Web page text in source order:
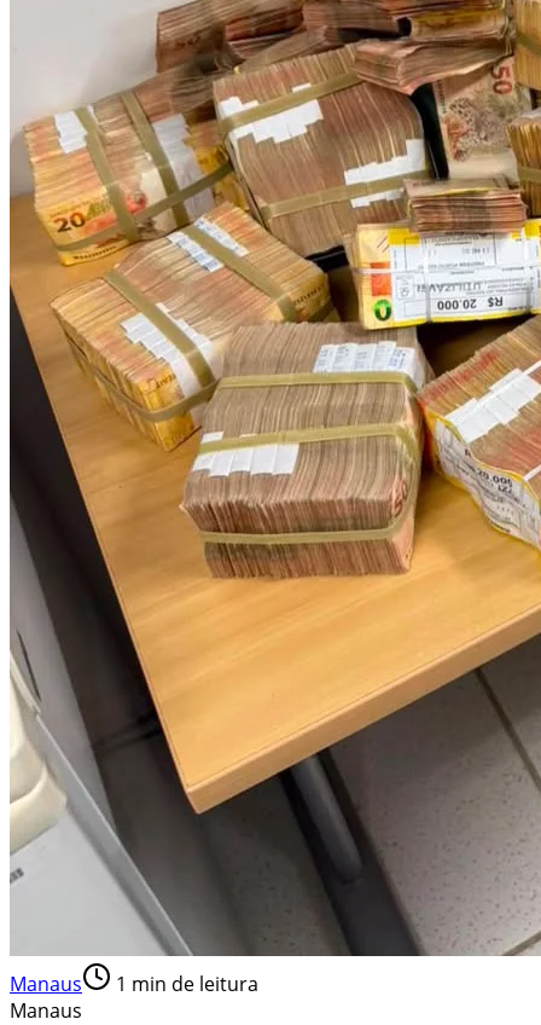
Manaus 1 min de leitura
Manaus